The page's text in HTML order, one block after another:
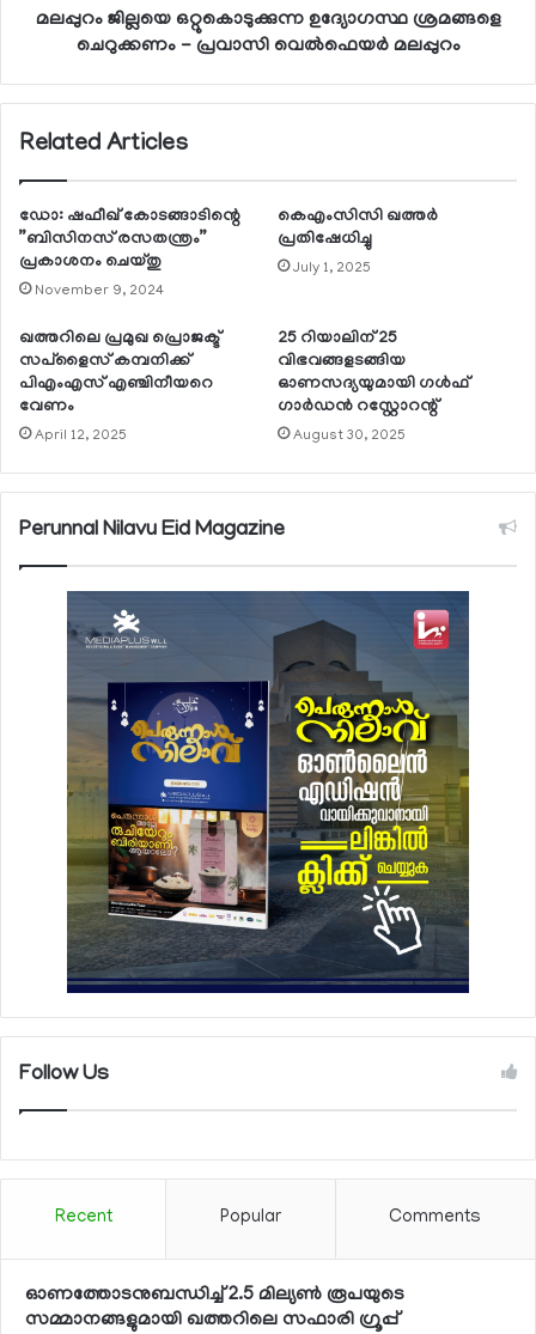
മലപ്പുറം ജില്ലയെ ഒറ്റുകൊടുക്കുന്ന ഉദ്യോഗസ്ഥ ശ്രമങ്ങളെ
ചെറുക്കണം - പ്രവാസി വെല്‍ഫെയര്‍ മലപ്പുറം
Related Articles
ഡോ: ഷഫീഖ് കോടങ്ങാടിന്റെ
”ബിസിനസ് രസതന്ത്രം”
പ്രകാശനം ചെയ്തു
November 9, 2024
കെഎംസിസി ഖത്തർ
പ്രതിഷേധിച്ചു
July 1, 2025
ഖത്തറിലെ പ്രമുഖ പ്രൊജക്ട്
സപ്‌ളൈസ് കമ്പനിക്ക്
പിഎംഎസ് എഞ്ചിനീയറെ
വേണം
April 12, 2025
25 റിയാലിന് 25
വിഭവങ്ങളടങ്ങിയ
ഓണസദ്യയുമായി ഗള്‍ഫ്
ഗാര്‍ഡന്‍ റസ്റ്റോറന്റ്
August 30, 2025
Perunnal Nilavu Eid Magazine
Follow Us
Recent Popular Comments
ഓണത്തോടനുബന്ധിച്ച് 2.5 മില്യണ്‍ രൂപയുടെ
സമ്മാനങ്ങളുമായി ഖത്തറിലെ സഫാരി ഗ്രൂപ്പ്